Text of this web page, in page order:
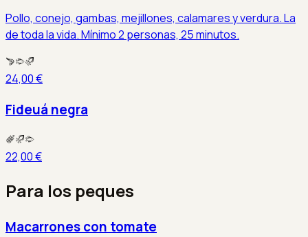
Pollo, conejo, gambas, mejillones, calamares y verdura. La
de toda la vida. Mínimo 2 personas, 25 minutos.
24,00 €
Fideuá negra
22,00 €
Para los peques
Macarrones con tomate